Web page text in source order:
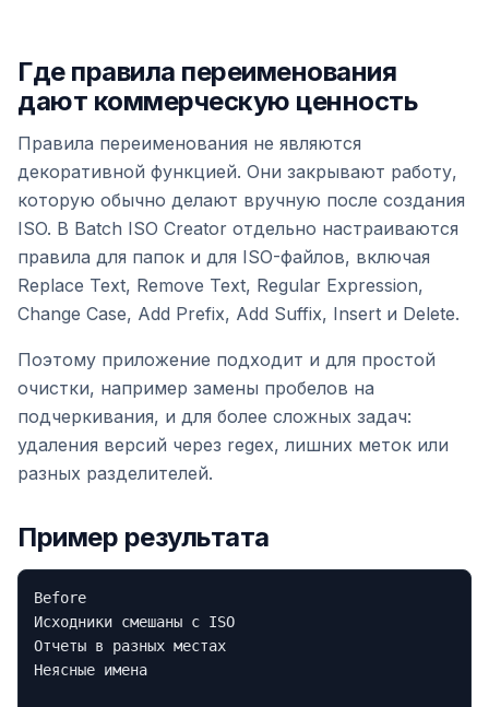
Где правила переименования
дают коммерческую ценность
Правила переименования не являются
декоративной функцией. Они закрывают работу,
которую обычно делают вручную после создания
ISO. В Batch ISO Creator отдельно настраиваются
правила для папок и для ISO-файлов, включая
Replace Text, Remove Text, Regular Expression,
Change Case, Add Prefix, Add Suffix, Insert и Delete.
Поэтому приложение подходит и для простой
очистки, например замены пробелов на
подчеркивания, и для более сложных задач:
удаления версий через regex, лишних меток или
разных разделителей.
Пример результата
Before
Исходники смешаны с ISO
Отчеты в разных местах
Неясные имена